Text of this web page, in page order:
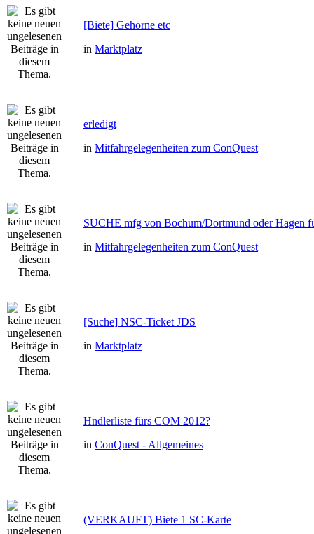
[Biete] Gehörne etc
in Marktplatz
erledigt
in Mitfahrgelegenheiten zum ConQuest
SUCHE mfg von Bochum/Dortmund oder Hagen
in Mitfahrgelegenheiten zum ConQuest
[Suche] NSC-Ticket JDS
in Marktplatz
Hndlerliste fürs COM 2012?
in ConQuest - Allgemeines
(VERKAUFT) Biete 1 SC-Karte